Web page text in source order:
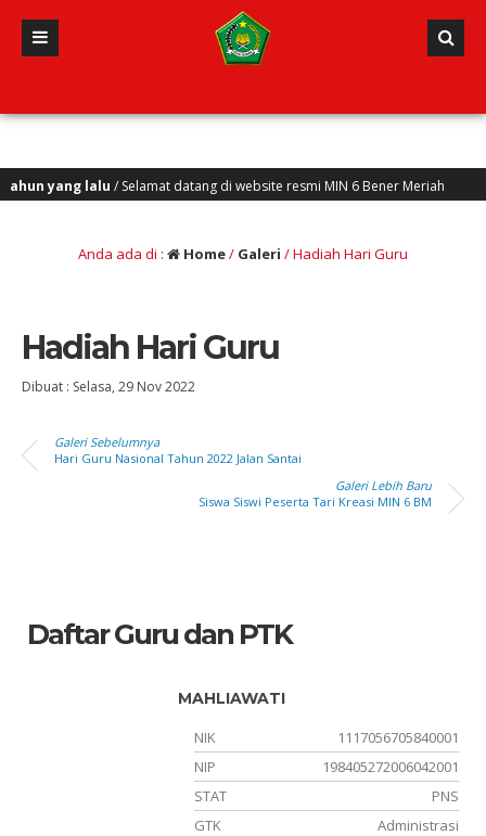
yang lalu / Selamat datang di website resmi MIN 6 Bener Meriah
Anda ada di : Home/ Galeri /Hadiah Hari Guru
Hadiah Hari Guru
Dibuat : Selasa, 29 Nov 2022
Galeri Sebelumnya
Hari Guru Nasional Tahun 2022 Jalan Santai
Galeri Lebih Baru
Siswa Siswi Peserta Tari Kreasi MIN 6 BM
Daftar Guru dan PTK
MAHLIAWATI
NIK
1117056705840001
NIP
198405272006042001
STAT
PNS
GTK
Administrasi